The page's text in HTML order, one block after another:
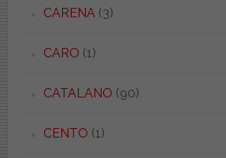
CARENA (3)
CARO (1)
CATALANO (90)
CENTO (1)